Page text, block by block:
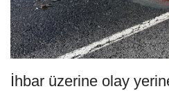
İhbar üzerine olay